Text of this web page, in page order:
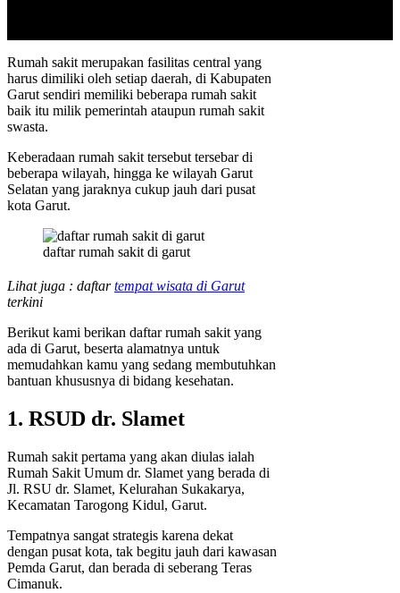
Rumah sakit merupakan fasilitas central yang
harus dimiliki oleh setiap daerah, di Kabupaten
Garut sendiri memiliki beberapa rumah sakit
baik itu milik pemerintah ataupun rumah sakit
swasta.
Keberadaan rumah sakit tersebut tersebar di
beberapa wilayah, hingga ke wilayah Garut
Selatan yang jaraknya cukup jauh dari pusat
kota Garut.
daftar rumah sakit di garut
Lihat juga : daftartempat wisata di Garut
terkini
Berikut kami berikan daftar rumah sakit yang
ada di Garut, beserta alamatnya untuk
memudahkan kamu yang sedang membutuhkan
bantuan khususnya di bidang kesehatan.
1. RSUD dr. Slamet
Rumah sakit pertama yang akan diulas ialah
Rumah Sakit Umum dr. Slamet yang berada di
Jl. RSU dr. Slamet, Kelurahan Sukakarya,
Kecamatan Tarogong Kidul, Garut.
Tempatnya sangat strategis karena dekat
dengan pusat kota, tak begitu jauh dari kawasan
Pemda Garut, dan berada di seberang Teras
Cimanuk.